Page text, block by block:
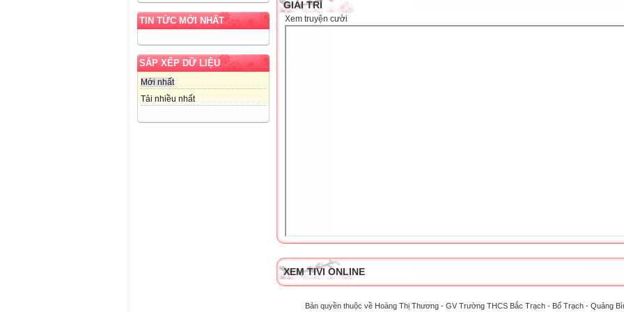
TIN TỨC MỚI NHẤT
SẮP XẾP DỮ LIỆU
Mới nhất
Tải nhiều nhất
GIẢI TRÍ
Xem truyện cười
XEM TIVI ONLINE
Bản quyền thuộc về Hoàng Thị Thương - GV Trường THCS Bắc Trạch - Bố Trạch - Quảng